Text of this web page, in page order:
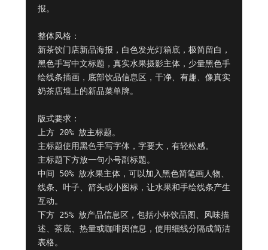
报。
整体风格：
新茶饮门店新品海报，白色发光灯箱底，极简留白，
黑色手写中文标题，真实水果摄影主体，少量黑色手
绘线条插画，底部饮品信息区，干净、有趣、像真实
奶茶店墙上的新品菜单牌。
版式要求：
上方 20% 放主标题。
主标题使用黑色手写字体，字要大，有轻松感。
主标题下方放一句小号副标题。
中间 50% 放水果主体，可以加入黑色简笔画人物、
线条、叶子、箭头或小图标，让水果和手绘线条产生
互动。
下方 25% 放产品信息区，包括小杯饮品图、风味描
述、茶底、热量或咖啡因信息，使用细线分隔成简洁
表格。